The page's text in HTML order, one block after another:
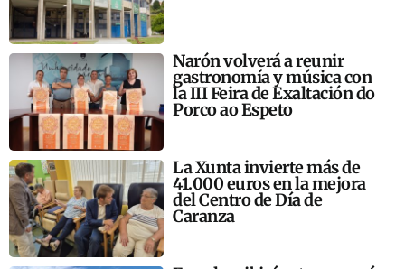
Narón volverá a reunir
gastronomía y música con
la III Feira de Exaltación do
Porco ao Espeto
La Xunta invierte más de
41.000 euros en la mejora
del Centro de Día de
Caranza